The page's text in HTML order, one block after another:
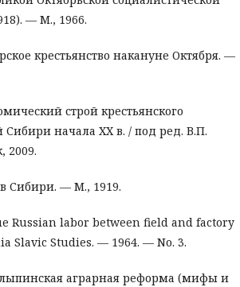
— М., 1966.
крестьянство накануне Октября. —
строй крестьянского
Сибири начала ХХ в. / под ред. В.П.
2009.
Сибири. — М., 1919.
Russian labor between field and factory
Slavic Studies. — 1964. — No. 3.
аграрная реформа (мифы и